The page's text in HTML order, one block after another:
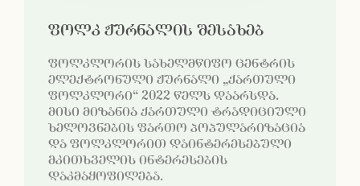
ფოლკ ჟურნალის შესახებ
ფოლკლორის სახელმწიფო ცენტრის
ელექტრონული ჟურნალი „ქართული
ფოლკლორი“ 2022 წელს დაარსდა.
მისი მიზანია ქართული ტრადიციული
ხელოვნების ფართო პოპულარიზაცია
და ფოლკლორით დაინტერესებული
მკითხველის ინტერესების
დაკმაყოფილება.